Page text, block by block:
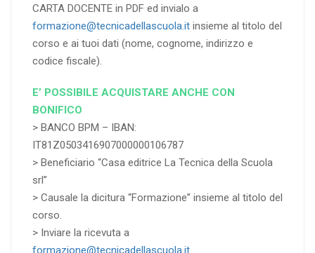
CARTA DOCENTE in PDF ed invialo a
formazione@tecnicadellascuola.it insieme al titolo del
corso e ai tuoi dati (nome, cognome, indirizzo e
codice fiscale).
E’ POSSIBILE ACQUISTARE ANCHE CON
BONIFICO
> BANCO BPM – IBAN:
IT81Z0503416907000000106787
> Beneficiario “Casa editrice La Tecnica della Scuola
srl”
> Causale la dicitura “Formazione” insieme al titolo del
corso.
> Inviare la ricevuta a